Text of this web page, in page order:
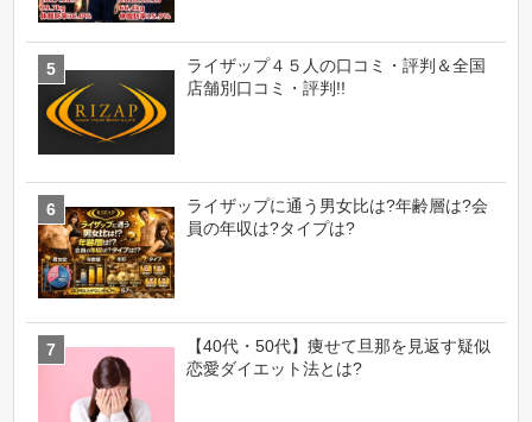
ライザップ４５人の口コミ・評判＆全国
店舗別口コミ・評判!!
ライザップに通う男女比は?年齢層は?会
員の年収は?タイプは?
【40代・50代】痩せて旦那を見返す疑似
恋愛ダイエット法とは?